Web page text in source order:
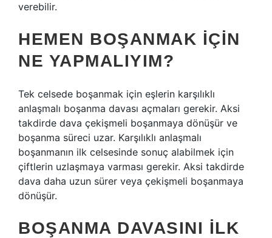
verebilir.
HEMEN BOŞANMAK IÇIN
NE YAPMALIYIM?
Tek celsede boşanmak için eşlerin karşılıklı
anlaşmalı boşanma davası açmaları gerekir. Aksi
takdirde dava çekişmeli boşanmaya dönüşür ve
boşanma süreci uzar. Karşılıklı anlaşmalı
boşanmanın ilk celsesinde sonuç alabilmek için
çiftlerin uzlaşmaya varması gerekir. Aksi takdirde
dava daha uzun sürer veya çekişmeli boşanmaya
dönüşür.
BOŞANMA DAVASINI ILK